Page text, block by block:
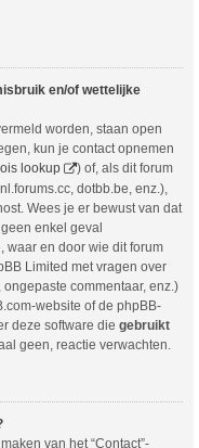
en/of wettelijke
worden, staan open
kun je contact opnemen
lookup
) of, als dit forum
dotbb.be, enz.),
Wees je er bewust van dat
enkel geval
waar en door wie dit forum
Limited met vragen over
commentaar, enz.)
website of de phpBB-
deze software die gebruikt
geen, reactie verwachten.
van het “Contact”-